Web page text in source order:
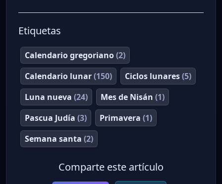
Etiquetas
Calendario gregoriano(2)
Calendario lunar(150) Ciclos lunares(5)
Luna nueva (24) Mes de Nisán (1)
Pascua Judía (3) Primavera (1)
Semana santa (2)
Comparte este artículo